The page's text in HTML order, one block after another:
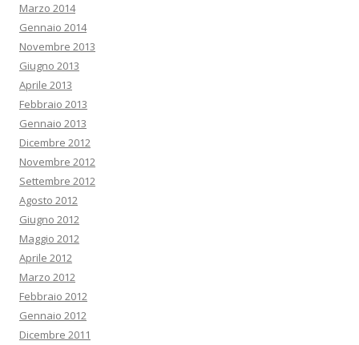
Marzo 2014
Gennaio 2014
Novembre 2013
Giugno 2013
Aprile 2013
Febbraio 2013
Gennaio 2013
Dicembre 2012
Novembre 2012
Settembre 2012
Agosto 2012
Giugno 2012
Maggio 2012
Aprile 2012
Marzo 2012
Febbraio 2012
Gennaio 2012
Dicembre 2011